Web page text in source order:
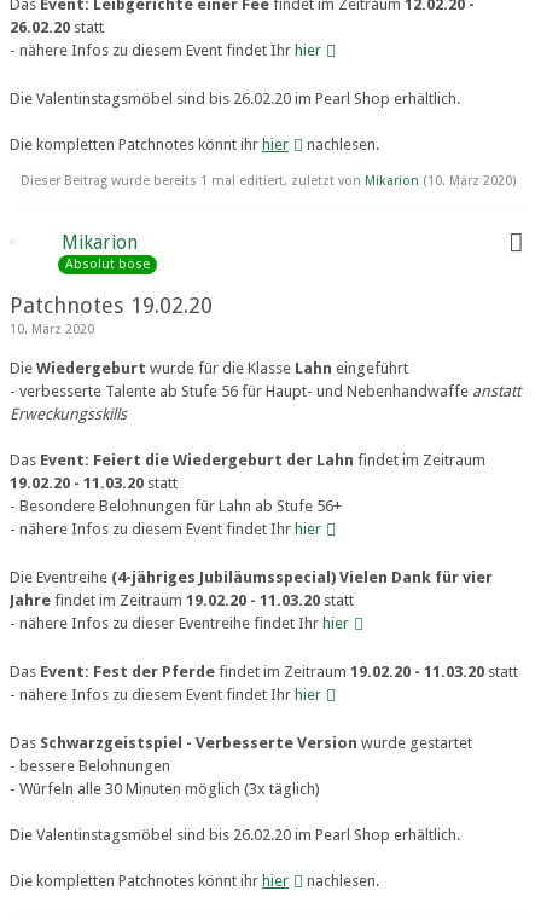
Das Event: Leibgerichte einer Fee findet im Zeitraum 12.02.20 -
26.02.20 statt
- nähere Infos zu diesem Event findet Ihr hier
Die Valentinstagsmöbel sind bis 26.02.20 im Pearl Shop erhältlich.
Die kompletten Patchnotes könnt ihr hier nachlesen.
Dieser Beitrag wurde bereits 1 mal editiert, zuletzt von Mikarion (10. März 2020)
Mikarion
Absolut böse
Patchnotes 19.02.20
10. März 2020
Die Wiedergeburt wurde für die Klasse Lahn eingeführt
- verbesserte Talente ab Stufe 56 für Haupt- und Nebenhandwaffe anstatt
Erweckungsskills
Das Event: Feiert die Wiedergeburt der Lahn findet im Zeitraum
19.02.20 - 11.03.20 statt
- Besondere Belohnungen für Lahn ab Stufe 56+
- nähere Infos zu diesem Event findet Ihr hier
Die Eventreihe (4-jähriges Jubiläumsspecial) Vielen Dank für vier
Jahre findet im Zeitraum 19.02.20 - 11.03.20 statt
- nähere Infos zu dieser Eventreihe findet Ihr hier
Das Event: Fest der Pferde findet im Zeitraum 19.02.20 - 11.03.20 statt
- nähere Infos zu diesem Event findet Ihr hier
Das Schwarzgeistspiel - Verbesserte Version wurde gestartet
- bessere Belohnungen
- Würfeln alle 30 Minuten möglich (3x täglich)
Die Valentinstagsmöbel sind bis 26.02.20 im Pearl Shop erhältlich.
Die kompletten Patchnotes könnt ihr hier nachlesen.